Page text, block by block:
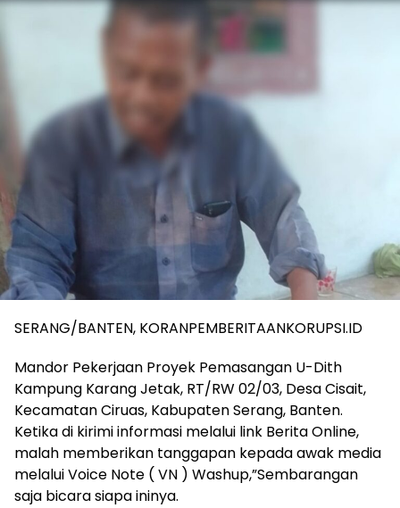
SERANG/BANTEN, KORANPEMBERITAANKORUPSI.ID
Mandor Pekerjaan Proyek Pemasangan U-Dith
Kampung Karang Jetak, RT/RW 02/03, Desa Cisait,
Kecamatan Ciruas, Kabupaten Serang, Banten.
Ketika di kirimi informasi melalui link Berita Online,
malah memberikan tanggapan kepada awak media
melalui Voice Note ( VN ) Washup,”Sembarangan
saja bicara siapa ininya.